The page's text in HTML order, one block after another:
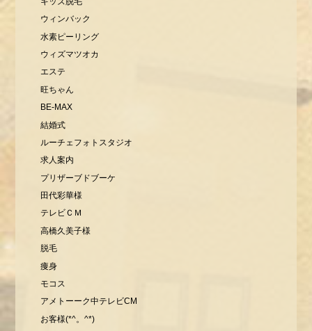
ウィンバック
水素ピーリング
ウィズマツオカ
エステ
旺ちゃん
BE-MAX
結婚式
ルーチェフォトスタジオ
求人案内
プリザーブドブーケ
田代彩華様
テレビＣＭ
高橋久美子様
脱毛
痩身
モコス
アメトーーク中テレビCM
お客様(*^。^*)